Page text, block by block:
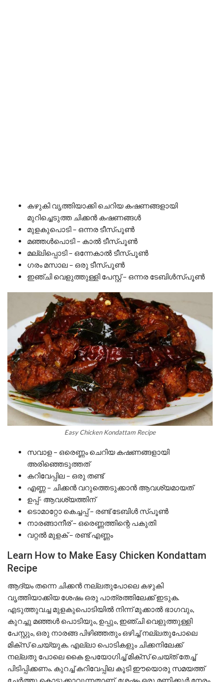
കഴുകി വൃത്തിയാക്കി ചെറിയ കഷണങ്ങളായി
മുറിച്ചെടുത്ത ചിക്കൻ കഷണങ്ങൾ
മുളകുപൊടി – ഒന്നര ടീസ്പൂൺ
മഞ്ഞൾപൊടി – കാൽ ടീസ്പൂൺ
മല്ലിപ്പൊടി – ഒന്നേകാൽ ടീസ്പൂൺ
ഗരം മസാല – ഒരു ടീസ്പൂൺ
ഇഞ്ചി വെളുത്തുള്ളി പേസ്റ്റ് – ഒന്നര ടേബിൾസ്പൂൺ
Easy Chicken Kondattam Recipe
സവാള – ഒരെണ്ണം ചെറിയ കഷണങ്ങളായി
അരിഞ്ഞെടുത്തത്
കറിവേപ്പില – ഒരു തണ്ട്
എണ്ണ – ചിക്കൻ വറുത്തെടുക്കാൻ ആവശ്യമായത്
ഉപ്പ്- ആവശ്യത്തിന്
ടൊമാറ്റോ കെച്ചപ്പ് – രണ്ട് ടേബിൾ സ്പൂൺ
നാരങ്ങാനീര് – ഒരെണ്ണത്തിന്റെ പകുതി
വറ്റൽ മുളക് – രണ്ട് എണ്ണം
Learn How to Make Easy Chicken Kondattam
Recipe
ആദ്യം തന്നെ ചിക്കൻ നല്ലതുപോലെ കഴുകി
വൃത്തിയാക്കിയ ശേഷം ഒരു പാത്രത്തിലേക്ക് ഇടുക.
എടുത്തുവച്ച മുളകുപൊടിയിൽ നിന്ന് മുക്കാൽ ഭാഗവും,
കുറച്ചു മഞ്ഞൾ പൊടിയും, ഉപ്പും, ഇഞ്ചി വെളുത്തുള്ളി
പേസ്റ്റും, ഒരു നാരങ്ങ പിഴിഞ്ഞതും ഒഴിച്ച് നല്ലതുപോലെ
മിക്സ് ചെയ്യുക. എല്ലാ പൊടികളും ചിക്കനിലേക്ക്
നല്ലതു പോലെ കൈ ഉപയോഗിച്ച് മിക്സ് ചെയ്ത് തേച്ച്
പിടിപ്പിക്കണം. കുറച്ച് കറിവേപ്പില കൂടി ഈയൊരു സമയത്ത്
ചേർത്തു കൊടുക്കാവുന്നതാണ്. ശേഷം ഒരു മണിക്കൂർ നേരം